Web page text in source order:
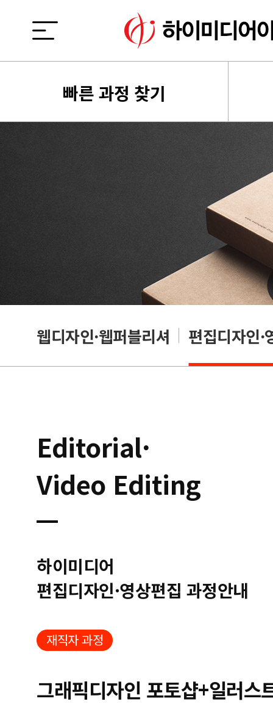
빠른 과정 찾기
웹디자인·웹퍼블리셔 편집디자인·
Editorial·
Video Editing
하이미디어
편집디자인·영상편집 과정안내
재직자 과정
그래픽디자인 포토샵+일러